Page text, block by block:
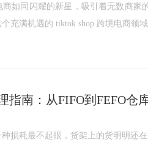
如同闪耀的新星，吸引着无数商
充满机遇的 tiktok shop 跨境电商领
指南：从FIFO到FEFO仓
损耗最不起眼，货架上的货明明还